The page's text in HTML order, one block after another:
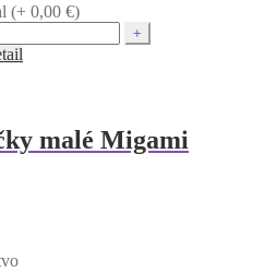
(+ 0,00 €)
malé Migami